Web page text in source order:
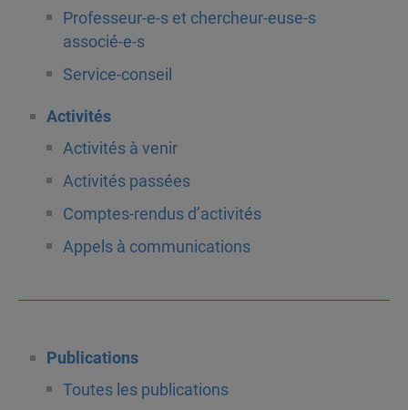
Professeur-e-s et chercheur-euse-s
associé-e-s
Service-conseil
Activités
Activités à venir
Activités passées
Comptes-rendus d’activités
Appels à communications
Publications
Toutes les publications